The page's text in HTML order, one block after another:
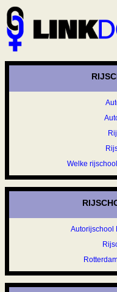
Welke
Autorijschool